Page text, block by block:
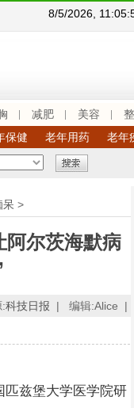
8/5/2026,
减肥 美容
保健 老年用药 老年
呆 >
阿尔茨海默病
:科技日报 | 编辑:Alice |
匹兹堡大学医学院研